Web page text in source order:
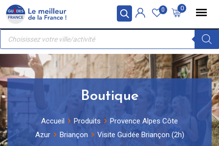
Panneau de gestion des cookies
Skip
content
0
0
Recherche
produits
Boutique
Accueil Produits
Provence Alpes Côte
Azur
Briançon Visite Guidée Briançon (2h)